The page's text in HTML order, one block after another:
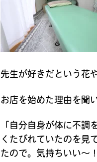
先生が好きだという花
お店を始めた理由を聞
「自分自身が体に不
くたびれていたのを見
たので。気持ちいい〜